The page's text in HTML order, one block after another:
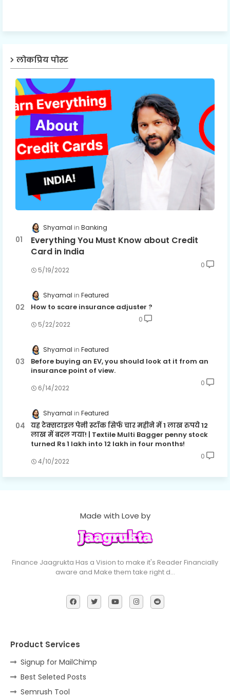
लोकप्रिय पोस्ट
Shyamal Banking
Everything You Must Know about Credit
Card in India
5/19/2022
0
Shyamal Featured
How to scare insurance adjuster ?
5/22/2022
0
Shyamal Featured
Before buying an EV, you should look at it from an
insurance point of view.
6/14/2022
0
Shyamal Featured
यह टेक्सटाइल पेनी स्टॉक सिर्फ चार महीने में 1 लाख रुपये 12
लाख में बदल गया! | Textile Multi Bagger penny stock
turned Rs 1 lakh into 12 lakh in four months!
4/10/2022
0
Made with Love by
Finance Jaagrukta Has a Vision to make it's Reader Financially
aware and Make them take right d…
Product Services
Signup for MailChimp
Best Seleted Posts
Semrush Tool